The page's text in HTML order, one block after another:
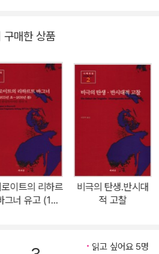
부르며 규범과 사상을 깨려고 했다.
는 주체와 세계의 지배자인 초인(超人)
전통적인 규범과 신앙을 뛰어넘어 새
을 의미한다. 니체의 이런 철학은 바로
다》로 집대성됐고 철학은 철학 분야를
니즘에까지 영향을 크게 미쳤다. 《비극
희와 염세, 긍정과 부정 등을 예술적 형
시대적 고찰》(1873~1876)에서는 유럽
, 위대한 창조자인 천재를 문화의 이상
적인, 너무나 인간적인》(1878~1880)
예교수다. 니체 철학 최고의 권위자로,
러싼 문제들에 대해 끊임없이 답을 찾
화내며 살기엔 인생이 너무 짧다』 『AI
일어나지 않는다는 착각』 『개인주의를
』 『인생에 한번은 차라투스트라』 『한
: 알프스에서 만난 차라투스트라』 『의
』 등 다수의 저서를 집필했고, 『공산당
위험사회』 『권력에의 의지』 『차라투스
우리말로 옮겼다. 다양한 매체를 통해 대
을 전하고 있다.
구매한 상품
이트의 리하르
그너 유고 (187
비극의 탄생.반시대
적 고찰
읽고 싶어요 5명